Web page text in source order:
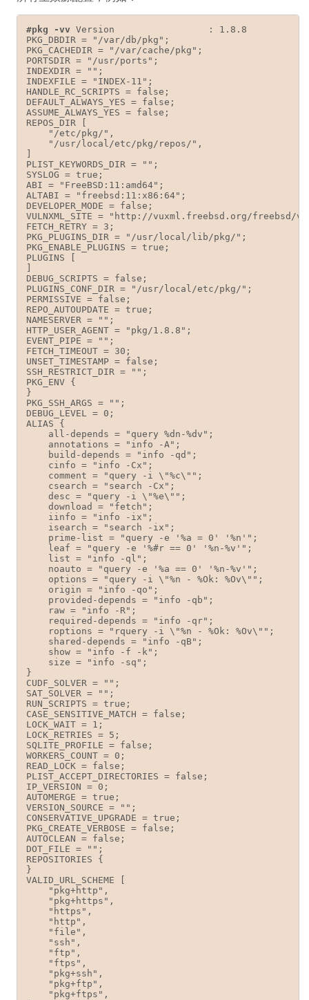
#pkg -vv Version                 : 1.8.8
PKG_DBDIR = "/var/db/pkg";
PKG_CACHEDIR = "/var/cache/pkg";
PORTSDIR = "/usr/ports";
INDEXDIR = "";
INDEXFILE = "INDEX-11";
HANDLE_RC_SCRIPTS = false;
DEFAULT_ALWAYS_YES = false;
ASSUME_ALWAYS_YES = false;
REPOS_DIR [
    "/etc/pkg/",
    "/usr/local/etc/pkg/repos/",
PLIST_KEYWORDS_DIR = "";
SYSLOG = true;
ABI = "FreeBSD:11:amd64";
ALTABI = "freebsd:11:x86:64";
DEVELOPER_MODE = false;
VULNXML_SITE = "http://vuxml.freebsd.org/freebsd/
FETCH_RETRY = 3;
PKG_PLUGINS_DIR = "/usr/local/lib/pkg/";
PKG_ENABLE_PLUGINS = true;
PLUGINS [
DEBUG_SCRIPTS = false;
PLUGINS_CONF_DIR = "/usr/local/etc/pkg/";
PERMISSIVE = false;
REPO_AUTOUPDATE = true;
NAMESERVER = "";
HTTP_USER_AGENT = "pkg/1.8.8";
EVENT_PIPE = "";
FETCH_TIMEOUT = 30;
UNSET_TIMESTAMP = false;
SSH_RESTRICT_DIR = "";
PKG_ENV {
}
PKG_SSH_ARGS = "";
DEBUG_LEVEL = 0;
ALIAS {
    all-depends = "query %dn-%dv";
    annotations = "info -A";
    build-depends = "info -qd";
    cinfo = "info -Cx";
    comment = "query -i \"%c\"";
    csearch = "search -Cx";
    desc = "query -i \"%e\"";
    download = "fetch";
    iinfo = "info -ix";
    isearch = "search -ix";
    prime-list = "query -e '%a = 0' '%n'";
    leaf = "query -e '%#r == 0' '%n-%v'";
    list = "info -ql";
    noauto = "query -e '%a == 0' '%n-%v'";
    options = "query -i \"%n - %Ok: %Ov\"";
    origin = "info -qo";
    provided-depends = "info -qb";
    raw = "info -R";
    required-depends = "info -qr";
    roptions = "rquery -i \"%n - %Ok: %Ov\"";
    shared-depends = "info -qB";
    show = "info -f -k";
    size = "info -sq";
}
CUDF_SOLVER = "";
SAT_SOLVER = "";
RUN_SCRIPTS = true;
CASE_SENSITIVE_MATCH = false;
LOCK_WAIT = 1;
LOCK_RETRIES = 5;
SQLITE_PROFILE = false;
WORKERS_COUNT = 0;
READ_LOCK = false;
PLIST_ACCEPT_DIRECTORIES = false;
IP_VERSION = 0;
AUTOMERGE = true;
VERSION_SOURCE = "";
CONSERVATIVE_UPGRADE = true;
PKG_CREATE_VERBOSE = false;
AUTOCLEAN = false;
DOT_FILE = "";
REPOSITORIES {
}
VALID_URL_SCHEME [
    "pkg+http",
    "pkg+https",
    "https",
    "http",
    "file",
    "ssh",
    "ftp",
    "ftps",
    "pkg+ssh",
    "pkg+ftp",
    "pkg+ftps",